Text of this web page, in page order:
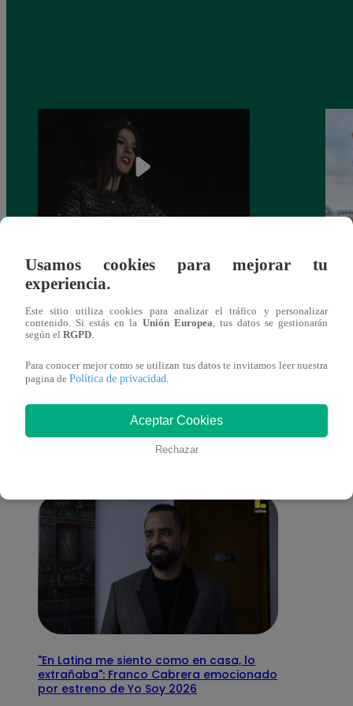
¿Yahaira Plasencia y Maritza Rodríguez
más unidas que nunca?
También te puede
interesar
"En Latina me siento como en casa, lo
extrañaba": Franco Cabrera emocionado
por estreno de Yo Soy 2026
Usamos cookies para mejorar tu
experiencia.
Este sitio utiliza cookies para analizar el tráfico y personalizar
contenido. Si estás en la Unión Europea, tus datos se gestionarán
según el RGPD.
Para conocer mejor como se utilizan tus datos te invitamos leer nuestra
pagina de Política de privacidad.
Aceptar Cookies
Rechazar